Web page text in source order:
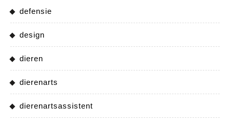
defensie
design
dieren
dierenarts
dierenartsassistent